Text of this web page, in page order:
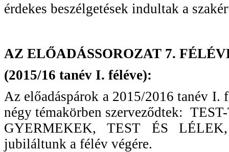
érdekes beszélgetések indultak a
AZ ELŐADÁSSOROZAT 7.
(2015/16 tanév I. féléve):
Az előadáspárok a 2015/2016 tanév I.
négy témakörben szerveződtek:
GYERMEKEK, TEST ÉS
jubiláltunk a félév végére.